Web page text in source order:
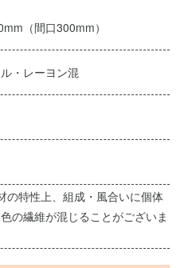
（間口300mm）
・レーヨン混
の特性上、組成・風合いに個体
の繊維が混じることがございま